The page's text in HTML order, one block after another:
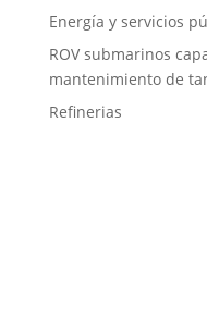
Energía y servicios
ROV submarinos
mantenimiento de
Refinerias